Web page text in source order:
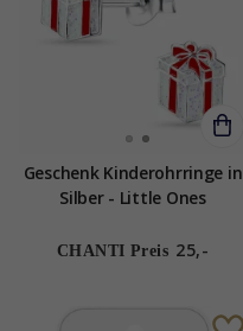
Geschenk Kinderohrringe in
Silber - Little Ones
CHANTI Preis 25,-